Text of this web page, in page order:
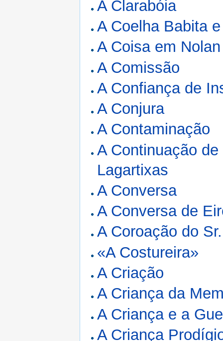
A Clarabóia
A Coelha Babita
A Coisa em Nolan
A Comissão
A Confiança de
A Conjura
A Contaminação
A Continuação
Lagartixas
A Conversa
A Conversa de
A Coroação do
«A Costureira»
A Criação
A Criança da
A Criança e a
A Criança